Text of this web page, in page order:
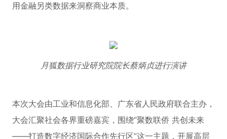
用金融另类数据来洞察商业本质。
月狐数据行业研究院院长蔡炳贞进行演讲
本次大会由工业和信息化部、广东省人民政府联合主办，
大会汇聚社会各界重磅嘉宾，围绕“聚数联侨 共创未来
——打造数字经济国际合作先行区”这一主题，开展高层